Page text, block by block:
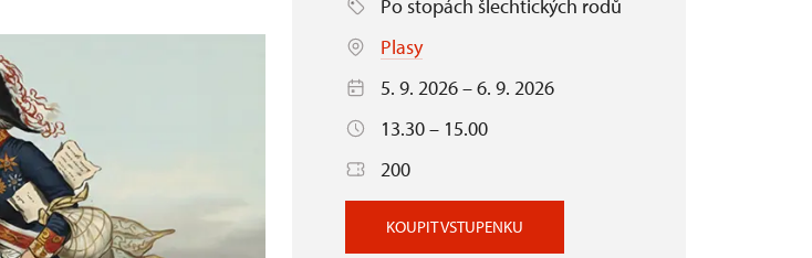
Po stopách šlechtických rodů
Plasy
5. 9. 2026 – 6. 9. 2026
13.30 – 15.00
200
KOUPIT VSTUPENKU